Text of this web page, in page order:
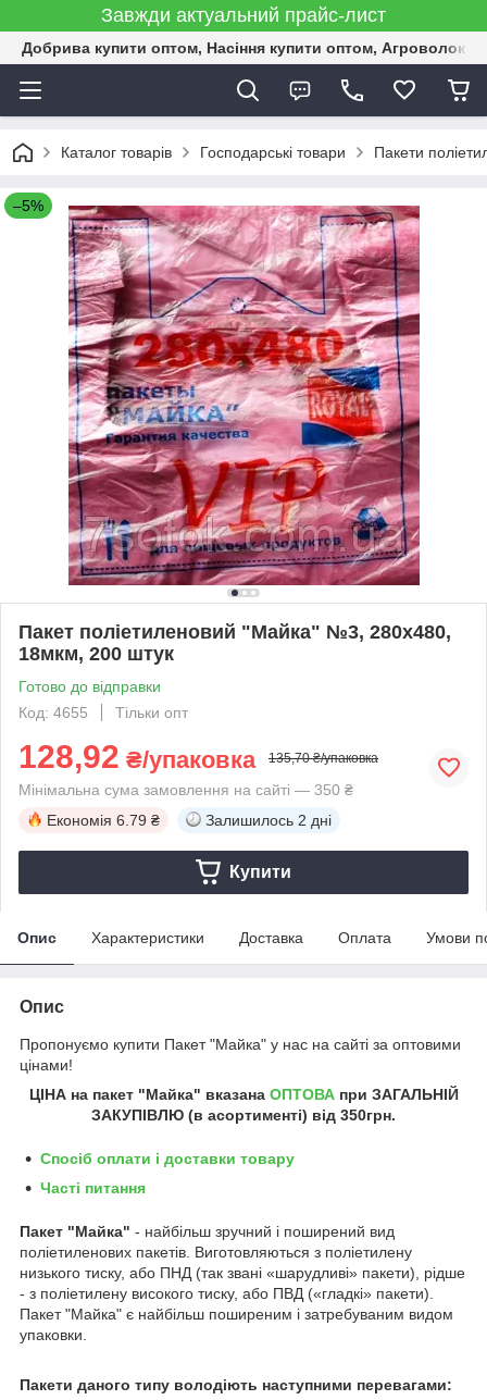
Завжди актуальний прайс-лист
Добрива купити оптом, Насіння купити оптом,
Каталог товарів Господарські товари Пакети
–5%
Пакет поліетиленовий "Майка" №3, 280х480,
18мкм, 200 штук
Готово до відправки
Код: 4655
Тільки опт
128,92 ₴/упаковка 135,70 ₴/упаковка
Мінімальна сума замовлення на сайті — 350 ₴
Економія 6.79 ₴ Залишилось 2 дні
Купити
Опис Характеристики Доставка Оплата Умови
Опис
Пропонуємо купити Пакет "Майка" у нас на сайті за оптовими
цінами!
ЦІНА на пакет "Майка" вказана ОПТОВАпри ЗАГАЛЬНІЙ
ЗАКУПІВЛЮ (в асортименті) від 350грн.
Спосіб оплати і доставки товару
Часті питання
Пакет "Майка" - найбільш зручний і поширений вид
поліетиленових пакетів. Виготовляються з поліетилену
низького тиску, або ПНД (так звані «шарудливі» пакети), рідше
- з поліетилену високого тиску, або ПВД («гладкі» пакети).
Пакет "Майка" є найбільш поширеним і затребуваним видом
упаковки.
Пакети даного типу володіють наступними перевагами: